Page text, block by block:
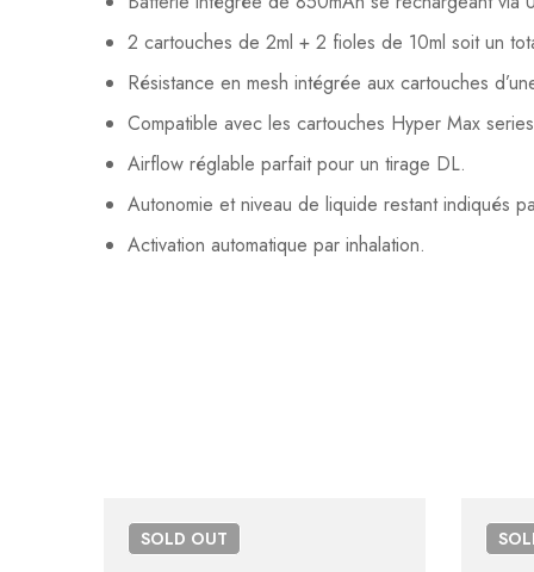
2 cartouches de 2ml + 2 fioles de 10ml soit un
Résistance en mesh intégrée aux cartouches
Compatible avec les cartouches Hyper Max
Airflow réglable parfait pour un tirage DL.
Autonomie et niveau de liquide restant indiqués
Activation automatique par inhalation.
SOLD OUT